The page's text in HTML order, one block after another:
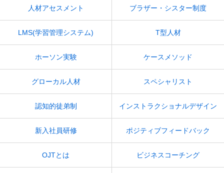
人材アセスメント ブラザー・シスター制度
LMS(学習管理システム) T型人材
ホーソン実験 ケースメソッド
グローカル人材 スペシャリスト
認知的徒弟制 インストラクショナルデザイン
新入社員研修 ポジティブフィードバック
OJTとは ビジネスコーチング